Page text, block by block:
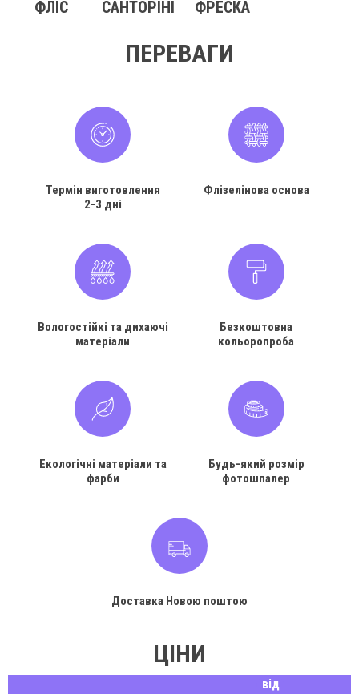
ФЛІС САНТОРІНІ ФРЕСКА
ПЕРЕВАГИ
Термін виготовлення
2-3 дні
Флізелінова основа
Вологостійкі та дихаючі
матеріали
Безкоштовна
кольоропроба
Екологічні матеріали та
фарби
Будь-який розмір
фотошпалер
Доставка Новою поштою
ЦІНИ
від